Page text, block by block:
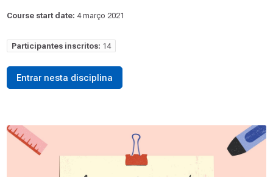
Course start date: 4 março 2021
Participantes inscritos: 14
Entrar nesta disciplina